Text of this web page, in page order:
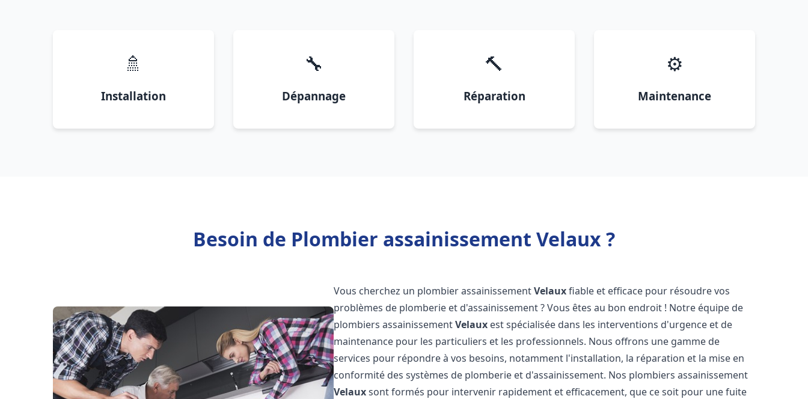
🚿
Installation
🔧
Dépannage
🔨
Réparation
⚙️
Maintenance
Besoin de Plombier assainissement Velaux ?
Vous cherchez un plombier assainissementVelauxfiable et efficace pour résoudre vos
problèmes de plomberie et d'assainissement ? Vous êtes au bon endroit ! Notre équipe de
plombiers assainissementVelaux est spécialisée dans les interventions d'urgence et de
maintenance pour les particuliers et les professionnels. Nous offrons une gamme de
services pour répondre à vos besoins, notamment l'installation, la réparation et la mise en
conformité des systèmes de plomberie et d'assainissement. Nos plombiers assainissement
Velauxsont formés pour intervenir rapidement et efficacement, que ce soit pour une fuite